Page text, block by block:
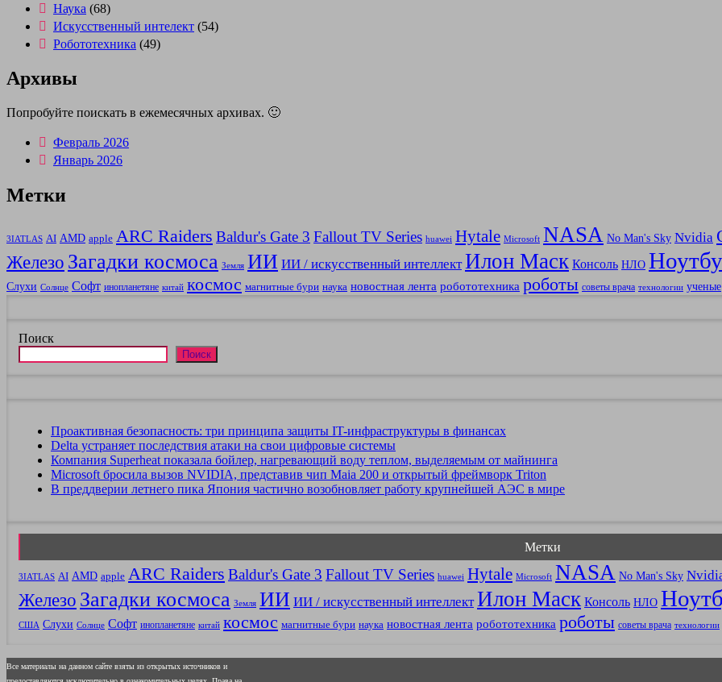
Наука (68)
Искусственный интелект (54)
Робототехника (49)
Архивы
Попробуйте поискать в ежемесячных архивах. 🙂
Февраль 2026
Январь 2026
Метки
3IATLAS AI AMD apple ARC Raiders Baldur's Gate 3 Fallout TV Series huawei Hytale Microsoft NASA No Man's Sky Nvidia
Железо Загадки космоса Земля ИИ ИИ / искусственный интеллект Илон Маск Консоль НЛО
Слухи Солнце Софт инопланетяне китай космос магнитные бури наука новостная лента робототехника роботы советы врача технологии ученые
Поиск
Поиск
Проактивная безопасность: три принципа защиты IT-инфраструктуры в финансах
Delta устраняет последствия атаки на свои цифровые системы
Компания Superheat показала бойлер, нагревающий воду теплом, выделяемым от майнинга
Microsoft бросила вызов NVIDIA, представив чип Maia 200 и открытый фреймворк Triton
В преддверии летнего пика Япония частично возобновляет работу крупнейшей АЭС в мире
Метки
3IATLAS AI AMD apple ARC Raiders Baldur's Gate 3 Fallout TV Series huawei Hytale Microsoft NASA No Man's Sky
Железо Загадки космоса Земля ИИ ИИ / искусственный интеллект Илон Маск Консоль НЛО
США Слухи Солнце Софт инопланетяне китай космос магнитные бури наука новостная лента робототехника роботы советы врача технологии
Все материалы на данном сайте взяты из открытых источников и